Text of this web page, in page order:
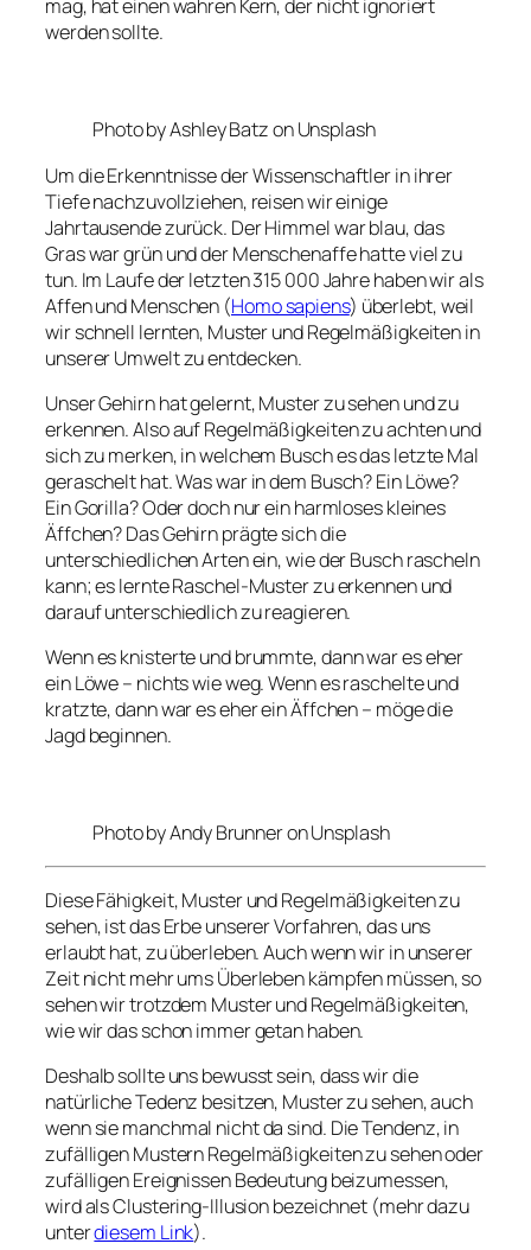
mag, hat einen wahren Kern, der nicht ignoriert
werden sollte.
Photo by Ashley Batz on Unsplash
Um die Erkenntnisse der Wissenschaftler in ihrer
Tiefe nachzuvollziehen, reisen wir einige
Jahrtausende zurück. Der Himmel war blau, das
Gras war grün und der Menschenaffe hatte viel zu
tun. Im Laufe der letzten 315 000 Jahre haben wir als
Affen und Menschen (Homo sapiens) überlebt, weil
wir schnell lernten, Muster und Regelmäßigkeiten in
unserer Umwelt zu entdecken.
Unser Gehirn hat gelernt, Muster zu sehen und zu
erkennen. Also auf Regelmäßigkeiten zu achten und
sich zu merken, in welchem Busch es das letzte Mal
geraschelt hat. Was war in dem Busch? Ein Löwe?
Ein Gorilla? Oder doch nur ein harmloses kleines
Äffchen? Das Gehirn prägte sich die
unterschiedlichen Arten ein, wie der Busch rascheln
kann; es lernte Raschel-Muster zu erkennen und
darauf unterschiedlich zu reagieren.
Wenn es knisterte und brummte, dann war es eher
ein Löwe – nichts wie weg. Wenn es raschelte und
kratzte, dann war es eher ein Äffchen – möge die
Jagd beginnen.
Photo by Andy Brunner on Unsplash
Diese Fähigkeit, Muster und Regelmäßigkeiten zu
sehen, ist das Erbe unserer Vorfahren, das uns
erlaubt hat, zu überleben. Auch wenn wir in unserer
Zeit nicht mehr ums Überleben kämpfen müssen, so
sehen wir trotzdem Muster und Regelmäßigkeiten,
wie wir das schon immer getan haben.
Deshalb sollte uns bewusst sein, dass wir die
natürliche Tedenz besitzen, Muster zu sehen, auch
wenn sie manchmal nicht da sind. Die Tendenz, in
zufälligen Mustern Regelmäßigkeiten zu sehen oder
zufälligen Ereignissen Bedeutung beizumessen,
wird als Clustering-Illusion bezeichnet (mehr dazu
unterdiesem Link).